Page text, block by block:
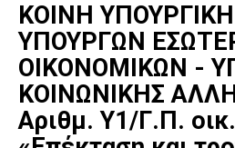
ΚΟΙΝΗ
ΥΠΟΥΡΓΩΝ
ΟΙΚΟΝΟΜΙΚΩΝ -
ΚΟΙΝΩΝΙΚΗΣ
Αριθμ. Υ1/Γ.Π.